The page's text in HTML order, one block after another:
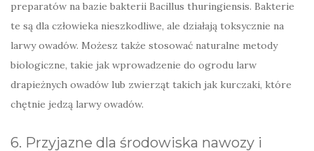
preparatów na bazie bakterii Bacillus thuringiensis. Bakterie
te są dla człowieka nieszkodliwe, ale działają toksycznie na
larwy owadów. Możesz także stosować naturalne metody
biologiczne, takie jak wprowadzenie do ogrodu larw
drapieżnych owadów lub zwierząt takich jak kurczaki, które
chętnie jedzą larwy owadów.
6. Przyjazne dla środowiska nawozy i